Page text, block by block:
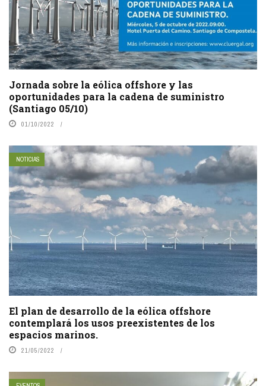
Jornada sobre la eólica offshore y las
oportunidades para la cadena de suministro
(Santiago 05/10)
01/10/2022
NOTICIAS
El plan de desarrollo de la eólica offshore
contemplará los usos preexistentes de los
espacios marinos.
21/05/2022